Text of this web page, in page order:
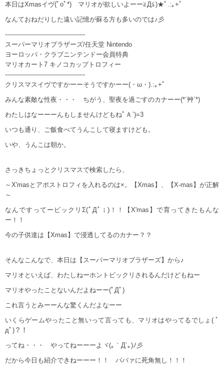
本日はXmasイヴ(ﾟoﾟ*) マリオが欲しいよーー≧Д≦)★ﾟ.:｡+ﾟ
なんておねだりした遠い記憶が蘇る方も多いのでは♪彡
----------------------------------------
スーパーマリオブラザーズ/任天堂 Nintendo
ヨーロッパ・クラブニンテンドー会員特典
マリオカート7 キノコカップトロフィー
----------------------------------------
クリスマスイヴですかーーそうですかーー(・ω・).:｡+ﾟ
みんな素敵な性夜・・・ ちがう、聖夜を過ごすのカナーー(*´艸`*)
わたしはなーーーんもしませんけどもねﾟＡ`)=3
いつも通り、ご飯食べてうんこして寝ますけども。
いや、うんこは朝か。
さっきちょっとクリスマスで検索したら、
～X'masとアポストロフィを入れるのは×。【Xmas】、【X-mas】が正解
～
なんですってービックリΣ(ﾟДﾟ；)！！【X'mas】で育ってきたもんな
ー！！
今の子供達は【Xmas】で浸透してるのカナー？？
そんなこんなで、本日は【スーパーマリオブラザーズ】から♪
マリオといえば、わたしねーホントビックリされるんだけどもねー
マリオやったことないんだよねーー(ﾟДﾟ)
これ言うとみーーんな驚くんだよなーー
いくらゲームやったこと無いって言っても、マリオはやってるでしょ( ﾟ
дﾟ)？！
ってね・・・ やってねーーーよヾ(｡｀Д´｡)ﾉ彡
だから今日も紹介できねーーー！！ ババァに死角無し！！！